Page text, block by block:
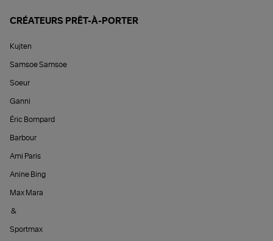
CRÉATEURS PRÊT-À-PORTER
Kujten
Samsoe Samsoe
Soeur
Ganni
Éric Bompard
Barbour
Ami Paris
Anine Bing
Max Mara
&
Sportmax